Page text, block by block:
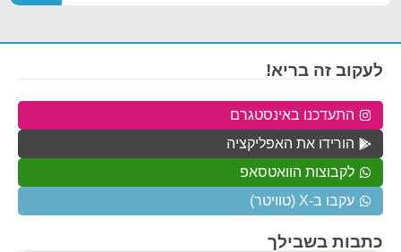
כתבות בשבילך
לעקוב זה בריא!
התעדכנו באינסטגרם
הורידו את האפליקציה
לקבוצות הוואטסאפ
עקבו ב-X (טוויטר)